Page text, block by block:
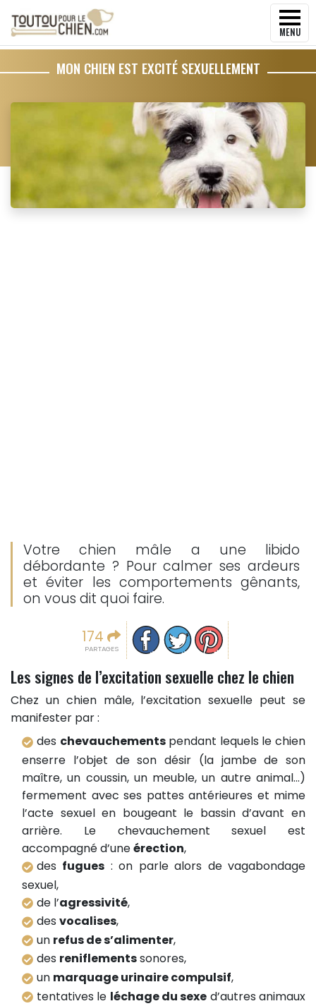
MENU
MON CHIEN EST EXCITÉ SEXUELLEMENT
Votre chien mâle a une libido
débordante ? Pour calmer ses ardeurs
et éviter les comportements gênants,
on vous dit quoi faire.
174
PARTAGES
Partager sur facebook
Partager sur Twitter
Epingler sur Pinterest
Les signes de l’excitation sexuelle chez le chien
Chez un chien mâle, l’excitation sexuelle peut se
manifester par :
des chevauchementspendant lequels le chien
enserre l’objet de son désir (la jambe de son
maître, un coussin, un meuble, un autre animal…)
fermement avec ses pattes antérieures et mime
l’acte sexuel en bougeant le bassin d’avant en
arrière. Le chevauchement sexuel est
accompagné d’uneérection,
des fugues : on parle alors de vagabondage
sexuel,
de l’agressivité,
des vocalises,
un refus de s’alimenter,
des reniflementssonores,
un marquage urinaire compulsif,
tentatives le léchage du sexe d’autres animaux